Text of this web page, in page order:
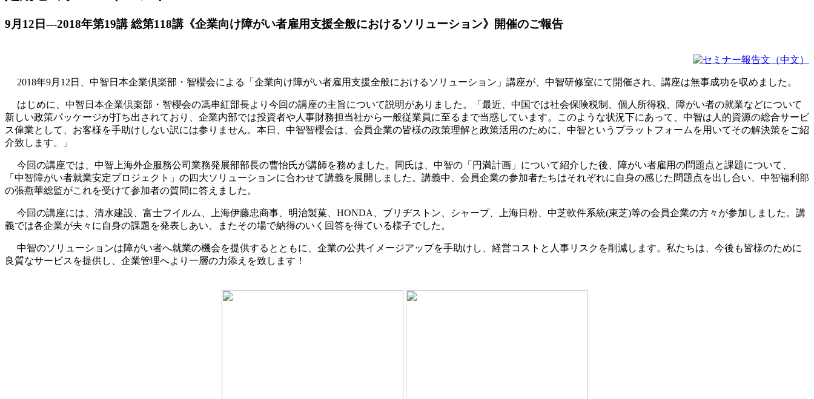
9月12日---2018年第19講 総第118講《企業向け障がい者雇用支援全般におけるソリューション》開催のご報告
2018年9月12日、中智日本企業倶楽部・智櫻会による「企業向け障がい者雇用支援全般におけるソリューション」講座が、中智研修室にて開催され、講座は無事成功を収めました。
はじめに、中智日本企業倶楽部・智櫻会の馮串紅部長より今回の講座の主旨について説明がありました。「最近、中国では社会保険税制、個人所得税、障がい者の就業などについて
新しい政策パッケージが打ち出されており、企業内部では投資者や人事財務担当社から一般従業員に至るまで当惑しています。このような状況下にあって、中智は人的資源の総合サービ
ス偉業として、お客様を手助けしない訳には参りません。本日、中智智櫻会は、会員企業の皆様の政策理解と政策活用のために、中智というプラットフォームを用いてその解決策をご紹
介致します。」
今回の講座では、中智上海外企服務公司業務発展部部長の曹怡氏が講師を務めました。同氏は、中智の「円満計画」について紹介した後、障がい者雇用の問題点と課題について、
「中智障がい者就業安定プロジェクト」の四大ソリューションに合わせて講義を展開しました。講義中、会員企業の参加者たちはそれぞれに自身の感じた問題点を出し合い、中智福利部
の張燕華総監がこれを受けて参加者の質問に答えました。
今回の講座には、清水建設、富士フイルム、上海伊藤忠商事、明治製菓、HONDA、ブリヂストン、シャープ、上海日粉、中芝軟件系統(東芝)等の会員企業の方々が参加しました。講
義では各企業が夫々に自身の課題を発表しあい、またその場で納得のいく回答を得ている様子でした。
中智のソリューションは障がい者へ就業の機会を提供するとともに、企業の公共イメージアップを手助けし、経営コストと人事リスクを削減します。私たちは、今後も皆様のために
良質なサービスを提供し、企業管理へより一層の力添えを致します！